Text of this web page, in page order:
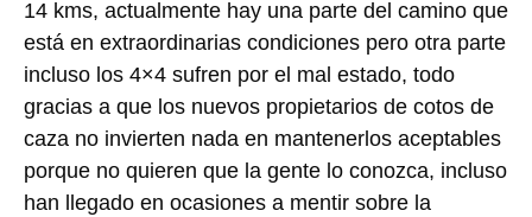
14 kms, actualmente hay una parte del camino que
está en extraordinarias condiciones pero otra parte
incluso los 4×4 sufren por el mal estado, todo
gracias a que los nuevos propietarios de cotos de
caza no invierten nada en mantenerlos aceptables
porque no quieren que la gente lo conozca, incluso
han llegado en ocasiones a mentir sobre la